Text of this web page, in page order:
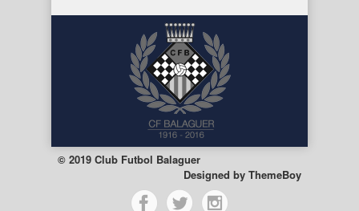
© 2019 Club Futbol Balaguer
Designed by ThemeBoy